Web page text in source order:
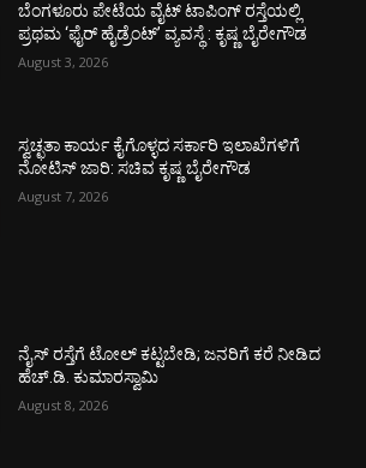
ಬೆಂಗಳೂರು ಪೇಟೆಯ ವೈಟ್ ಟಾಪಿಂಗ್ ರಸ್ತೆಯಲ್ಲಿ
ಪ್ರಥಮ ‘ಫೈರ್ ಹೈಡ್ರೆಂಟ್’ ವ್ಯವಸ್ಥೆ : ಕೃಷ್ಣ ಬೈರೇಗೌಡ
August 3, 2026
ಸ್ವಚ್ಛತಾ ಕಾರ್ಯ ಕೈಗೊಳ್ಳದ ಸರ್ಕಾರಿ ಇಲಾಖೆಗಳಿಗೆ
ನೋಟಿಸ್ ಜಾರಿ: ಸಚಿವ ಕೃಷ್ಣ ಬೈರೇಗೌಡ
August 7, 2026
ನೈಸ್ ರಸ್ತೆಗೆ ಟೋಲ್ ಕಟ್ಟಬೇಡಿ; ಜನರಿಗೆ ಕರೆ ನೀಡಿದ
ಹೆಚ್.ಡಿ. ಕುಮಾರಸ್ವಾಮಿ
August 8, 2026